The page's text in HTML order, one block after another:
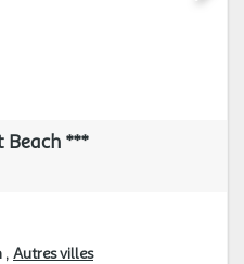
***
Autres villes